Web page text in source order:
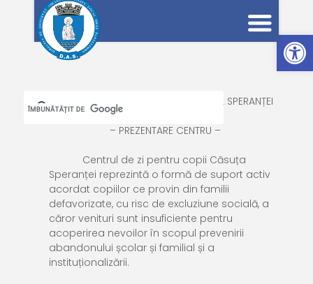
Deschide bara de unelte
LDE ZI PENTRU COPII CĂSUȚA SPERANȚEI
– PREZENTARE CENTRU –
Centrul de zi pentru copii Căsuța
Speranței reprezintă o formă de suport activ
acordat copiilor ce provin din familii
defavorizate, cu risc de excluziune socială, a
căror venituri sunt insuficiente pentru
acoperirea nevoilor în scopul prevenirii
abandonului școlar și familial și a
instituționalizării.